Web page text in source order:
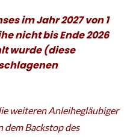
im Jahr 2027 von 1
nicht bis Ende 2026
wurde (diese
weiteren Anleihegläubiger
dem Backstop des